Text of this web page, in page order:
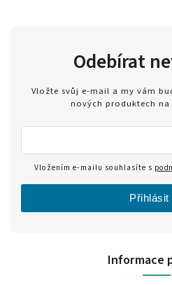
Informace
Odebírat
Vložte svůj e-mail a my vám
nových produktech na
Vložením e-mailu souhlasíte s
Přihlásit